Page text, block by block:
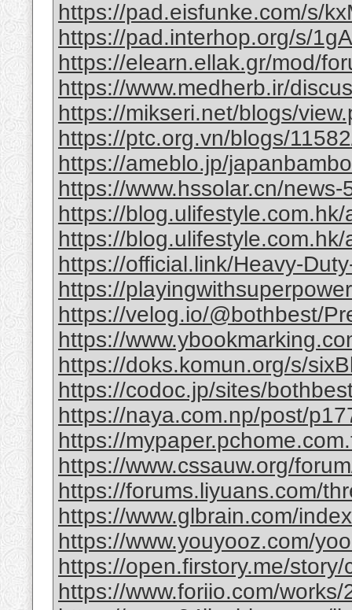
https://pad.eisfunke.com/s/
https://pad.interhop.org/s/
https://elearn.ellak.gr/mod/
https://www.medherb.ir/
https://mikseri.net/blogs/
https://ptc.org.vn/blogs/
https://ameblo.jp/
https://www.hssolar.cn/news-
https://
https://
https://official.link/Heavy-
https://
https://velog.io/@bothbest/
https://
https://doks.komun.org/s/
https://codoc.jp/sites/
https://naya.com.np/post/
https://
https://www.cssauw.org/
https://forums.liyuans.com/
https://www.glbrain.com/
https://www.youyooz.com/
https://open.firstory.me/
https://www.foriio.com/